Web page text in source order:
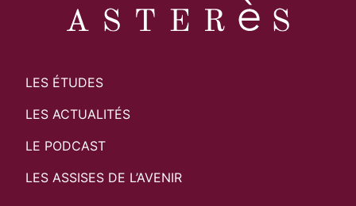
LES ÉTUDES
LES ACTUALITÉS
LE PODCAST
LES ASSISES DE L’AVENIR